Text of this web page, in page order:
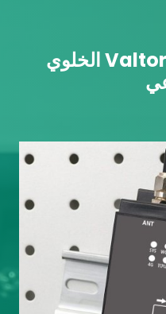
لماذا تختار مودم Valtoris الخلوي